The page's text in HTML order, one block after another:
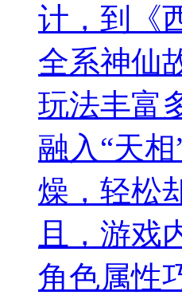
计，到《
全系神仙
玩法丰富
融入“天
燥，轻松
且，游戏
角色属性